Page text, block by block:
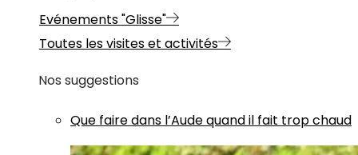
Evénements "Glisse"
Toutes les visites et activités
Nos suggestions
Que faire dans l’Aude quand il fait trop chaud